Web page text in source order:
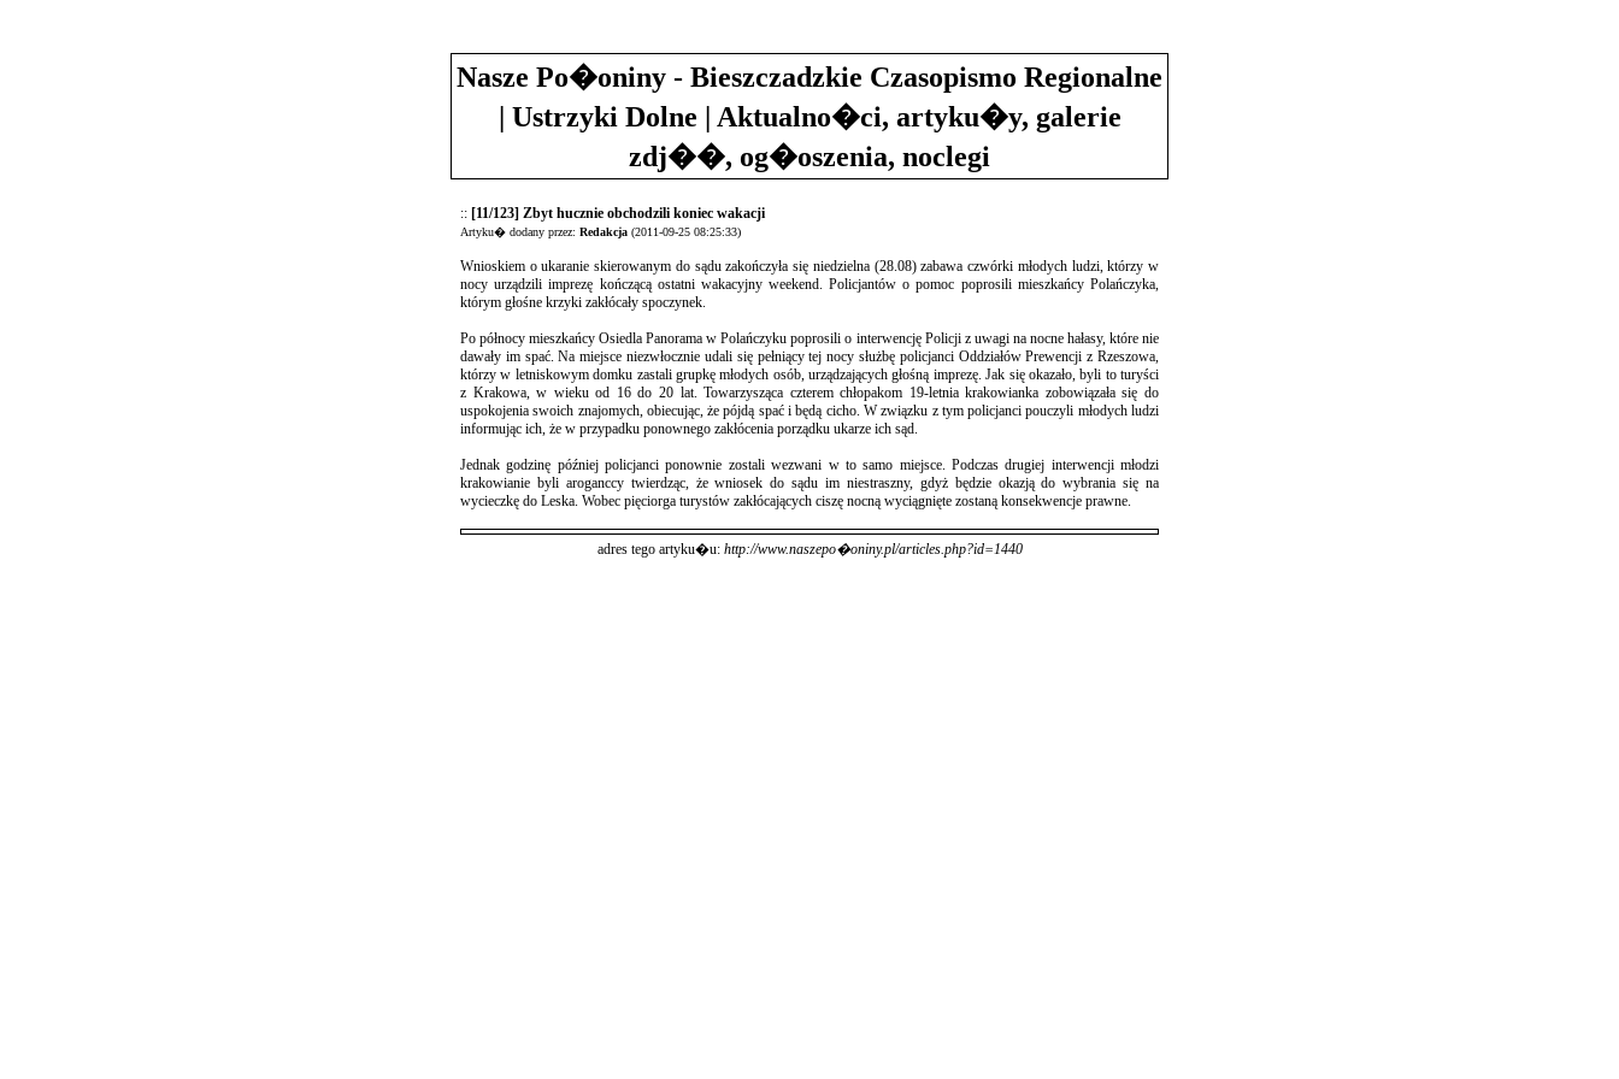
Nasze Po�oniny - Bieszczadzkie Czasopismo Regionalne
| Ustrzyki Dolne | Aktualno�ci, artyku�y, galerie
zdj��, og�oszenia, noclegi
:: [11/123] Zbyt hucznie obchodzili koniec wakacji
Artyku� dodany przez: Redakcja (2011-09-25 08:25:33)
Wnioskiem o ukaranie skierowanym do sądu zakończyła się niedzielna (28.08) zabawa czwórki młodych ludzi, którzy w
nocy urządzili imprezę kończącą ostatni wakacyjny weekend. Policjantów o pomoc poprosili mieszkańcy Polańczyka,
którym głośne krzyki zakłócały spoczynek.
Po północy mieszkańcy Osiedla Panorama w Polańczyku poprosili o interwencję Policji z uwagi na nocne hałasy, które nie
dawały im spać. Na miejsce niezwłocznie udali się pełniący tej nocy służbę policjanci Oddziałów Prewencji z Rzeszowa,
którzy w letniskowym domku zastali grupkę młodych osób, urządzających głośną imprezę. Jak się okazało, byli to turyści
z Krakowa, w wieku od 16 do 20 lat. Towarzysząca czterem chłopakom 19-letnia krakowianka zobowiązała się do
uspokojenia swoich znajomych, obiecując, że pójdą spać i będą cicho. W związku z tym policjanci pouczyli młodych ludzi
informując ich, że w przypadku ponownego zakłócenia porządku ukarze ich sąd.
Jednak godzinę później policjanci ponownie zostali wezwani w to samo miejsce. Podczas drugiej interwencji młodzi
krakowianie byli aroganccy twierdząc, że wniosek do sądu im niestraszny, gdyż będzie okazją do wybrania się na
wycieczkę do Leska. Wobec pięciorga turystów zakłócających ciszę nocną wyciągnięte zostaną konsekwencje prawne.
adres tego artyku�u: http://www.naszepo�oniny.pl/articles.php?id=1440